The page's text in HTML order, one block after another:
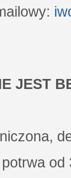
JEST